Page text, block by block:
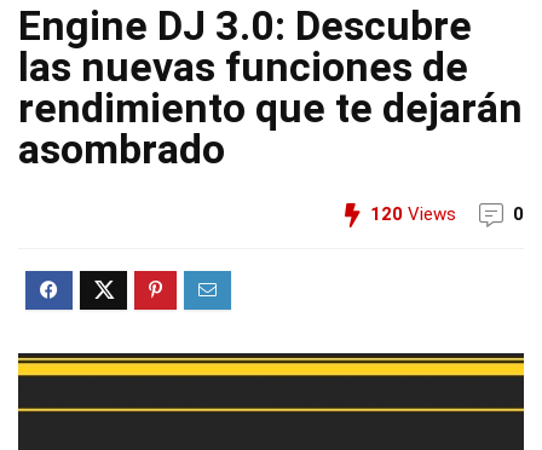
Engine DJ 3.0: Descubre
las nuevas funciones de
rendimiento que te dejarán
asombrado
120 Views 0